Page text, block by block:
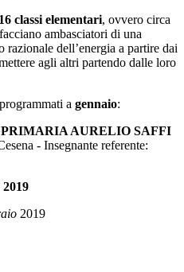
16 classi elementari, ovvero circa
ambasciatori di una
razionale dell’energia a partire dai
agli altri partendo dalle loro
a gennaio:
PRIMARIA AURELIO SAFFI
- Insegnante referente:
2019
2019